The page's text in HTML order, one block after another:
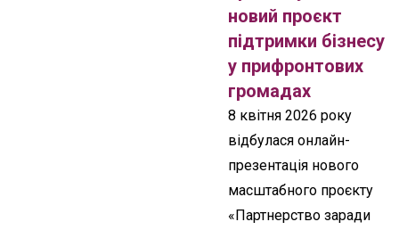
новий проєкт
підтримки бізнесу
у прифронтових
громадах
8 квітня 2026 року
відбулася онлайн-
презентація нового
масштабного проєкту
«Партнерство заради